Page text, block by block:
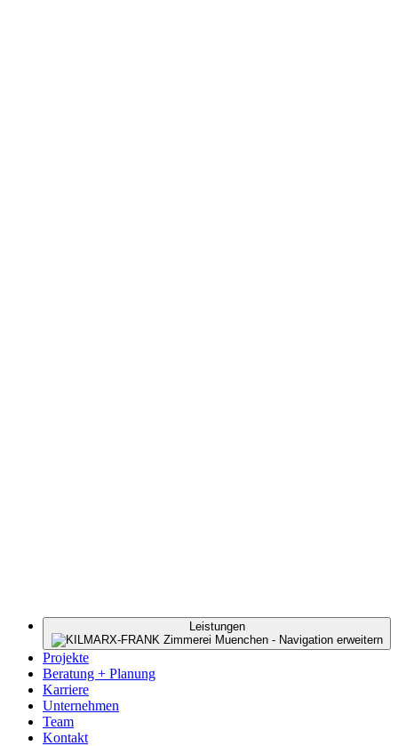
Leistungen
Projekte
Beratung + Planung
Karriere
Unternehmen
Team
Kontakt